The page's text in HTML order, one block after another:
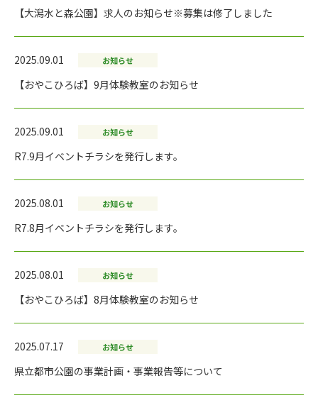
【大潟水と森公園】求人のお知らせ※募集は修了しました
2025.09.01 お知らせ
【おやこひろば】9月体験教室のお知らせ
2025.09.01 お知らせ
R7.9月イベントチラシを発行します。
2025.08.01 お知らせ
R7.8月イベントチラシを発行します。
2025.08.01 お知らせ
【おやこひろば】8月体験教室のお知らせ
2025.07.17 お知らせ
県立都市公園の事業計画・事業報告等について